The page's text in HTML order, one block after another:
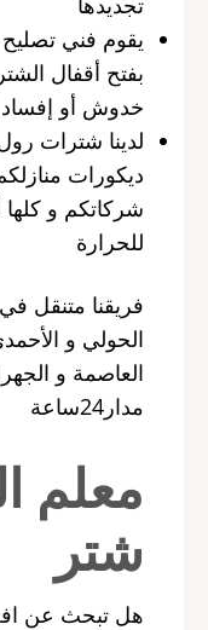
يقوم فني
بفتح أقفال
خدوش أو إفساد
لدينا شترات
ديكورات
شركاتكم و كلها
للحرارة
فريقنا متنقل
الحولي و
العاصمة و
مدار24ساعة
معلم
شتر
هل تبحث عن